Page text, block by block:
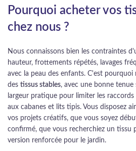
Pourquoi acheter vos
chez nous ?
Nous connaissons bien les contraintes
hauteur, frottements répétés, lavages
avec la peau des enfants. C'est
des tissus stables, avec une bonne
largeur pratique pour limiter les raccords
aux cabanes et lits tipis. Vous disposez
vos projets créatifs, que vous soyez
confirmé, que vous recherchiez un tissu
version renforcée pour le jardin.